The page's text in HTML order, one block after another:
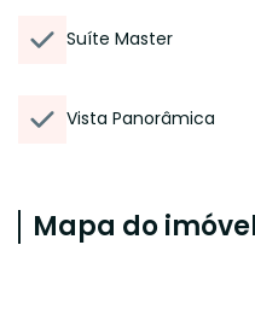
Suíte Master
Vista Panorâmica
Mapa do